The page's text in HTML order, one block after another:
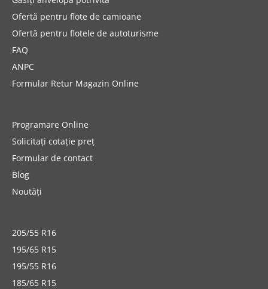
Ofertă pentru flote de camioane
Ofertă pentru flotele de autoturisme
FAQ
ANPC
Formular Retur Magazin Online
Programare Online
Solicitați cotație preț
Formular de contact
Blog
Noutăți
205/55 R16
195/65 R15
195/55 R16
185/65 R15